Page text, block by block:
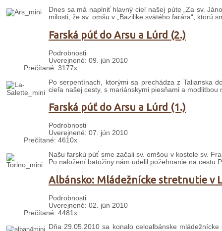
Dnes sa má naplniť hlavný cieľ našej púte „Za sv.
milosti, že sv. omšu v „Bazilike svätého farára“, ktorú
Farská púť do Arsu a Lúrd (2.)
Podrobnosti
Uverejnené: 09. jún 2010
Prečítané: 3177x
Po serpentínach, ktorými sa prechádza z Talianska
cieľa našej cesty, s mariánskymi piesňami a
Farská púť do Arsu a Lúrd (1.)
Podrobnosti
Uverejnené: 07. jún 2010
Prečítané: 4610x
Našu farskú púť sme začali sv. omšou v kostole sv.
Po naložení batožiny nám udelil požehnanie na cestu
Albánsko: Mládežnícke stretnutie v
Podrobnosti
Uverejnené: 02. jún 2010
Prečítané: 4481x
Dňa 29.05.2010 sa konalo celoalbánske